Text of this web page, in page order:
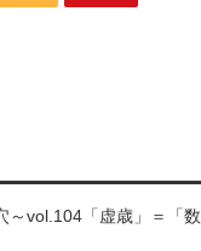
～vol.104「虚歳」＝「数